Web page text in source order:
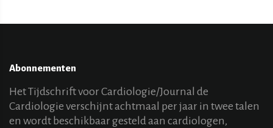
Abonnementen
Het Tijdschrift voor Cardiologie/Journal de
Cardiologie verschijnt achtmaal per jaar in twee talen
en wordt beschikbaar gesteld aan cardiologen,